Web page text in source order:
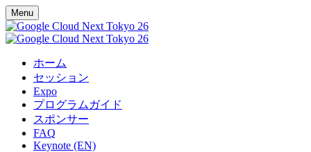
Menu
ホーム
セッション
Expo
プログラムガイド
スポンサー
FAQ
Keynote (EN)